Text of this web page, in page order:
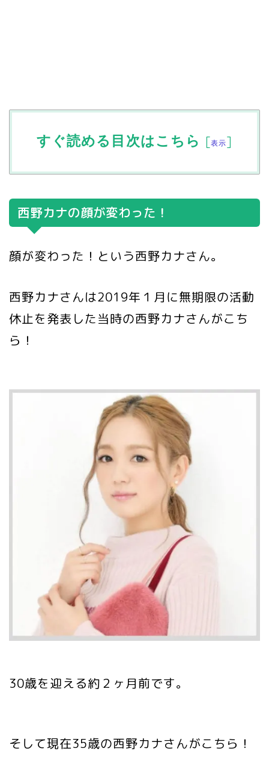
すぐ読める目次はこちら [表示]
西野カナの顔が変わった！
顔が変わった！という西野カナさん。
西野カナさんは2019年１月に無期限の活動
休止を発表した当時の西野カナさんがこち
ら！
30歳を迎える約２ヶ月前です。
そして現在35歳の西野カナさんがこちら！